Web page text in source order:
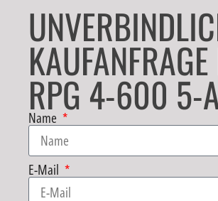
RPG 4-600 5-
Name
E-Mail